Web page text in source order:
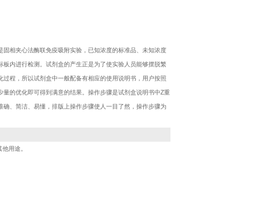
固相夹心法酶联免疫吸附实验，已知浓度的标准品、未知浓度
板内进行检测。试剂盒的产生正是为了使实验人员能够摆脱繁
过程，所以试剂盒中一般配备有相应的使用说明书，用户按照
量的优化即可得到满意的结果。操作步骤是试剂盒说明书中Z重
确、简洁、易懂，排版上操作步骤使人一目了然，操作步骤为
用途。